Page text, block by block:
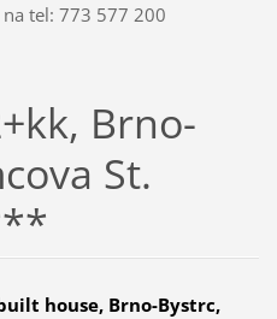
tel: 773 577 200
Brno-
St.
house, Brno-Bystrc,